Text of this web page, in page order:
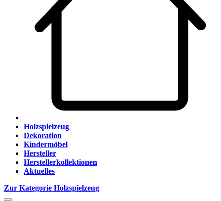
Holzspielzeug
Dekoration
Kindermöbel
Hersteller
Herstellerkollektionen
Aktuelles
Zur Kategorie Holzspielzeug